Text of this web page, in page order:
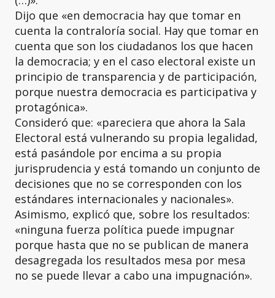
Dijo que «en democracia hay que tomar en
cuenta la contraloría social. Hay que tomar en
cuenta que son los ciudadanos los que hacen
la democracia; y en el caso electoral existe un
principio de transparencia y de participación,
porque nuestra democracia es participativa y
protagónica».
Consideró que: «pareciera que ahora la Sala
Electoral está vulnerando su propia legalidad,
está pasándole por encima a su propia
jurisprudencia y está tomando un conjunto de
decisiones que no se corresponden con los
estándares internacionales y nacionales».
Asimismo, explicó que, sobre los resultados:
«ninguna fuerza política puede impugnar
porque hasta que no se publican de manera
desagregada los resultados mesa por mesa
no se puede llevar a cabo una impugnación».